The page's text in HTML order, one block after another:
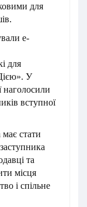
для
е-
для
У
наголосили
вступної
стати
заступника
та
місця
і спільне